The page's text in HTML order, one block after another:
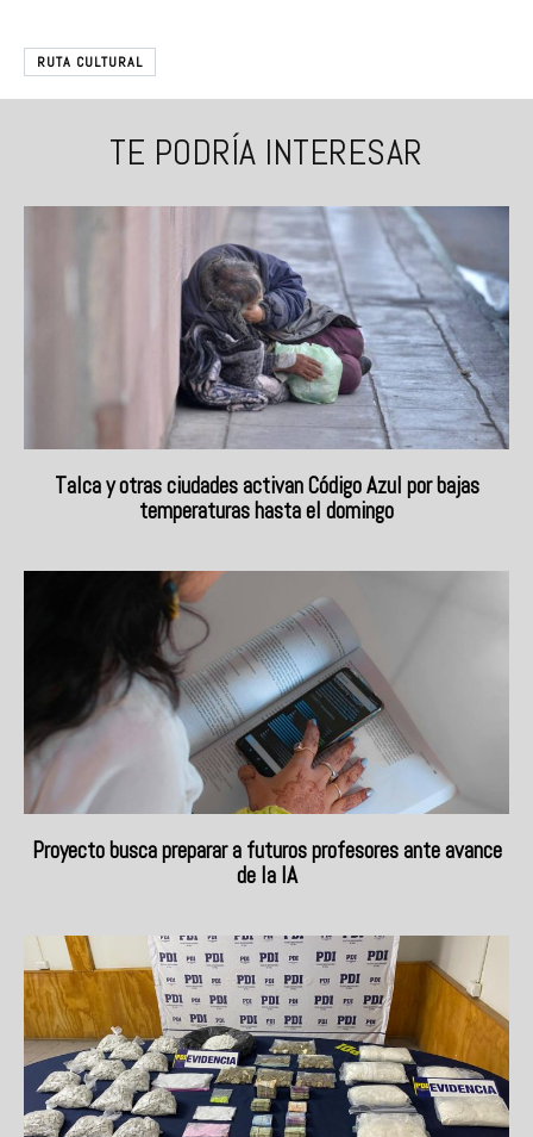
RUTA CULTURAL
TE PODRÍA INTERESAR
Talca y otras ciudades activan Código Azul por bajas
temperaturas hasta el domingo
Proyecto busca preparar a futuros profesores ante avance
de la IA